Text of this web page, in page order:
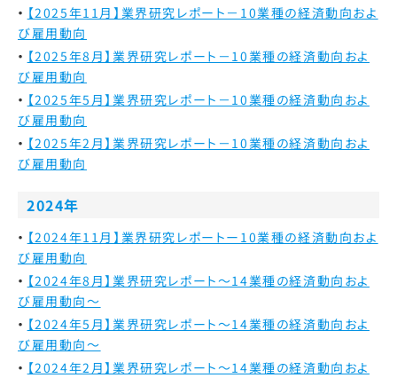
【2025年11月】業界研究レポート－10業種の経済動向およ
び雇用動向
【2025年8月】業界研究レポート－10業種の経済動向およ
び雇用動向
【2025年5月】業界研究レポート－10業種の経済動向およ
び雇用動向
【2025年2月】業界研究レポート－10業種の経済動向およ
び雇用動向
2024年
【2024年11月】業界研究レポートー10業種の経済動向およ
び雇用動向
【2024年8月】業界研究レポート～14業種の経済動向およ
び雇用動向～
【2024年5月】業界研究レポート～14業種の経済動向およ
び雇用動向～
【2024年2月】業界研究レポート～14業種の経済動向およ